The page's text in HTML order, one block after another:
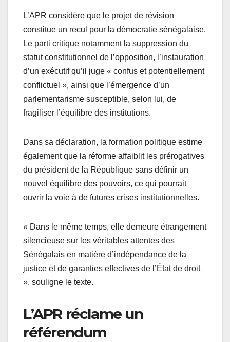
L’APR considère que le projet de révision
constitue un recul pour la démocratie sénégalaise.
Le parti critique notamment la suppression du
statut constitutionnel de l’opposition, l’instauration
d’un exécutif qu’il juge « confus et potentiellement
conflictuel », ainsi que l’émergence d’un
parlementarisme susceptible, selon lui, de
fragiliser l’équilibre des institutions.
Dans sa déclaration, la formation politique estime
également que la réforme affaiblit les prérogatives
du président de la République sans définir un
nouvel équilibre des pouvoirs, ce qui pourrait
ouvrir la voie à de futures crises institutionnelles.
« Dans le même temps, elle demeure étrangement
silencieuse sur les véritables attentes des
Sénégalais en matière d’indépendance de la
justice et de garanties effectives de l’État de droit
», souligne le texte.
L’APR réclame un
référendum